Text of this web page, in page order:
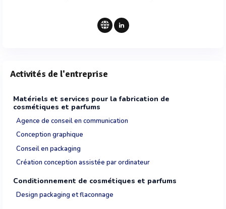
Activités de l'entreprise
Matériels et services pour la fabrication de
cosmétiques et parfums
Agence de conseil en communication
Conception graphique
Conseil en packaging
Création conception assistée par ordinateur
Conditionnement de cosmétiques et parfums
Design packaging et flaconnage